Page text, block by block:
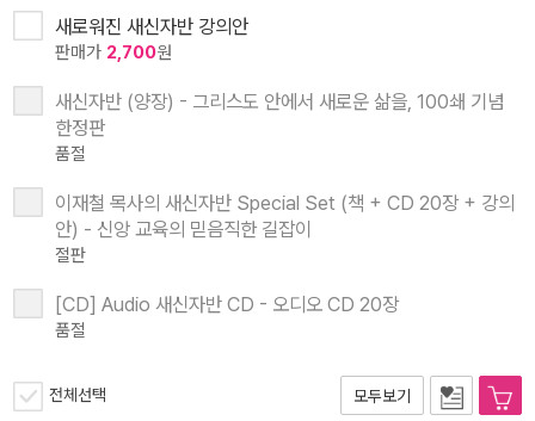
새로워진 새신자반 강의안
판매가 2,700원
새신자반 (양장) - 그리스도 안에서 새로운 삶을, 100쇄 기념
한정판
품절
이재철 목사의 새신자반 Special Set (책 + CD 20장 + 강의
안) - 신앙 교육의 믿음직한 길잡이
절판
[CD] Audio 새신자반 CD - 오디오 CD 20장
품절
전체선택 모두보기